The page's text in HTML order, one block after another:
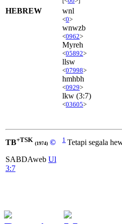
HEBREW wnl
<0>
wnwzb
<0962>
Myreh
<05892>
llsw
<07998>
hmhbh
<0929>
lkw (3:7)
<03605>
TB+TSK (1974) ©
SABDAweb Ul
3:7
1 Tetapi segala